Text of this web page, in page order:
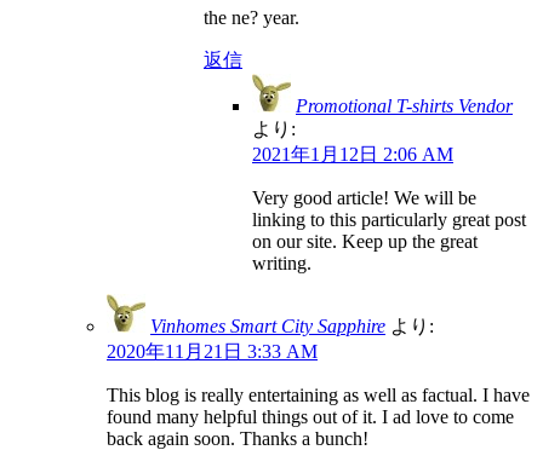
the ne? year.
返信
Promotional T-shirts Vendor
より:
2021年1月12日 2:06 AM
Very good article! We will be
linking to this particularly great post
on our site. Keep up the great
writing.
Vinhomes Smart City Sapphire より:
2020年11月21日 3:33 AM
This blog is really entertaining as well as factual. I have
found many helpful things out of it. I ad love to come
back again soon. Thanks a bunch!